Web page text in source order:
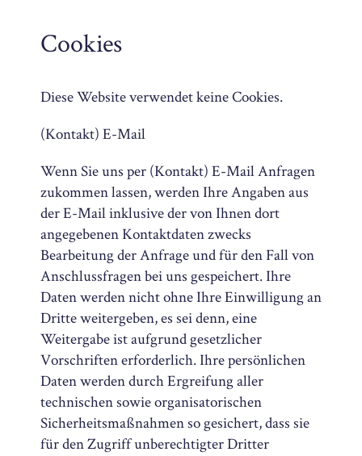
Cookies
Diese Website verwendet keine Cookies.
(Kontakt) E-Mail
Wenn Sie uns per (Kontakt) E-Mail Anfragen
zukommen lassen, werden Ihre Angaben aus
der E-Mail inklusive der von Ihnen dort
angegebenen Kontaktdaten zwecks
Bearbeitung der Anfrage und für den Fall von
Anschlussfragen bei uns gespeichert. Ihre
Daten werden nicht ohne Ihre Einwilligung an
Dritte weitergeben, es sei denn, eine
Weitergabe ist aufgrund gesetzlicher
Vorschriften erforderlich. Ihre persönlichen
Daten werden durch Ergreifung aller
technischen sowie organisatorischen
Sicherheitsmaßnahmen so gesichert, dass sie
für den Zugriff unberechtigter Dritter